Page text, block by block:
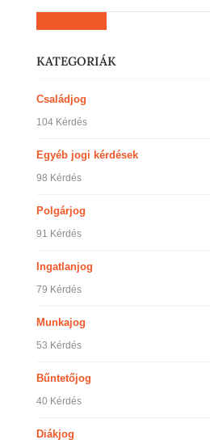
KATEGORIÁK
Családjog
104 Kérdés
Egyéb jogi kérdések
98 Kérdés
Polgárjog
91 Kérdés
Ingatlanjog
79 Kérdés
Munkajog
53 Kérdés
Bűntetőjog
40 Kérdés
Diákjog